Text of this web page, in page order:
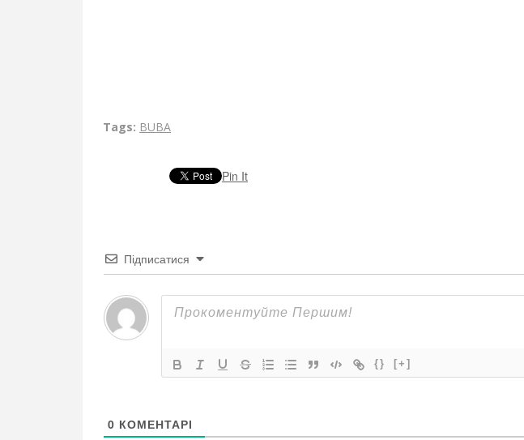
Tags: BUBA
Pin It
Підписатися
{} [+]
0 КОМЕНТАРІ